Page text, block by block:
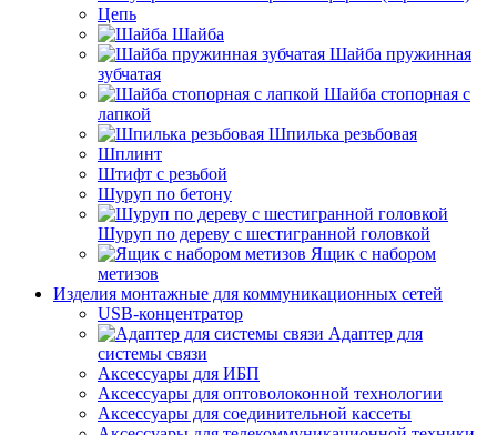
Цепь
Шайба
Шайба пружинная
зубчатая
Шайба стопорная с
лапкой
Шпилька резьбовая
Шплинт
Штифт с резьбой
Шуруп по бетону
Шуруп по дереву с шестигранной головкой
Ящик с набором
метизов
Изделия монтажные для коммуникационных сетей
USB-концентратор
Адаптер для
системы связи
Аксессуары для ИБП
Аксессуары для оптоволоконной технологии
Аксессуары для соединительной кассеты